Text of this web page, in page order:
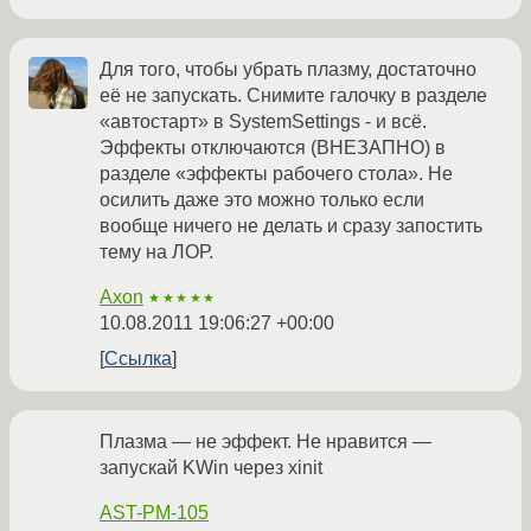
Для того, чтобы убрать плазму, достаточно
её не запускать. Снимите галочку в разделе
«автостарт» в SystemSettings - и всё.
Эффекты отключаются (ВНЕЗАПНО) в
разделе «эффекты рабочего стола». Не
осилить даже это можно только если
вообще ничего не делать и сразу запостить
тему на ЛОР.
Axon ★★★★★
10.08.2011 19:06:27 +00:00
Ссылка
Плазма — не эффект. Не нравится —
запускай KWin через xinit
AST-PM-105